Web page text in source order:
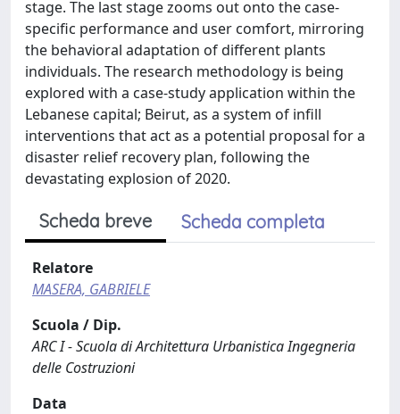
stage. The last stage zooms out onto the case-
specific performance and user comfort, mirroring
the behavioral adaptation of different plants
individuals. The research methodology is being
explored with a case-study application within the
Lebanese capital; Beirut, as a system of infill
interventions that act as a potential proposal for a
disaster relief recovery plan, following the
devastating explosion of 2020.
Scheda breve Scheda completa
Relatore
MASERA, GABRIELE
Scuola / Dip.
ARC I - Scuola di Architettura Urbanistica Ingegneria
delle Costruzioni
Data